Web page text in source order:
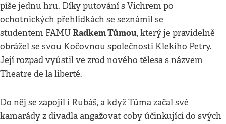
píše jednu hru. Díky putování s Vichrem po
ochotnických přehlídkách se seznámil se
studentem FAMURadkem Tůmou, který je pravidelně
obrážel se svou Kočovnou společností Klekího Petry.
Její rozpad vyústil ve zrod nového tělesa s názvem
Theatre de la liberté.
Do něj se zapojil i Rubáš, a když Tůma začal své
kamarády z divadla angažovat coby účinkující do svých